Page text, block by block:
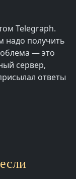
Telegraph.
надо получить
— это
сервер,
ответы